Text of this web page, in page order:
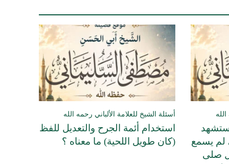
لم يسمع
صلى
أسئلة الشيخ للعلامة الألباني رحمه الله
استخدام أئمة الجرح والتعديل للفظ
(كان طويل اللحية) ما معناه ؟